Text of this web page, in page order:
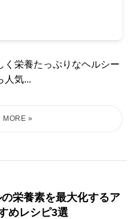
く栄養たっぷりなヘルシー
人気...
栄養素を最大化するア
めレシピ3選